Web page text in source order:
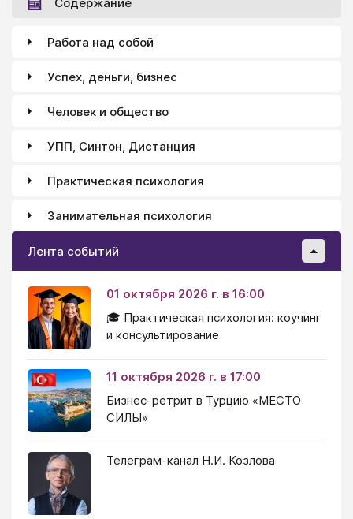
Работа над собой
Успех, деньги, бизнес
Человек и общество
УПП, Синтон, Дистанция
Практическая психология
Занимательная психология
Лента событий
01 октября 2026 г. в 16:00
🎓 Практическая психология: коучинг
и консультирование
11 октября 2026 г. в 17:00
Бизнес-ретрит в Турцию «МЕСТО
СИЛЫ»
Телеграм-канал Н.И. Козлова